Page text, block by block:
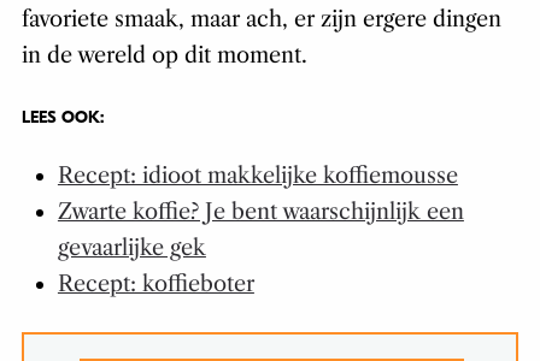
favoriete smaak, maar ach, er zijn ergere dingen
in de wereld op dit moment.
LEES OOK:
Recept: idioot makkelijke koffiemousse
Zwarte koffie? Je bent waarschijnlijk een
gevaarlijke gek
Recept: koffieboter